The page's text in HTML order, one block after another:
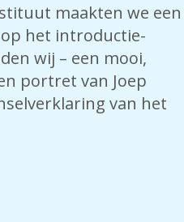
maakten we een
het introductie-
wij – een mooi,
portret van Joep
van het